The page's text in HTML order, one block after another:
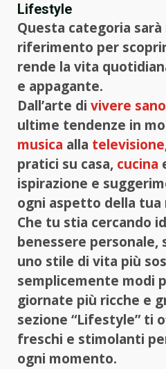
Lifestyle
Questa categoria
riferimento per
rende la vita
e appagante.
Dall’arte di vivere sano
ultime tendenze in
musica alla televisione
pratici su casa, cucina
ispirazione e
ogni aspetto della tua
Che tu stia cercando
benessere
uno stile di vita più
semplicemente modi
giornate più ricche e
sezione “Lifestyle” ti
freschi e stimolanti
ogni momento.